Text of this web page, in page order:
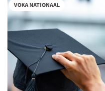
VOKA NATIONAAL